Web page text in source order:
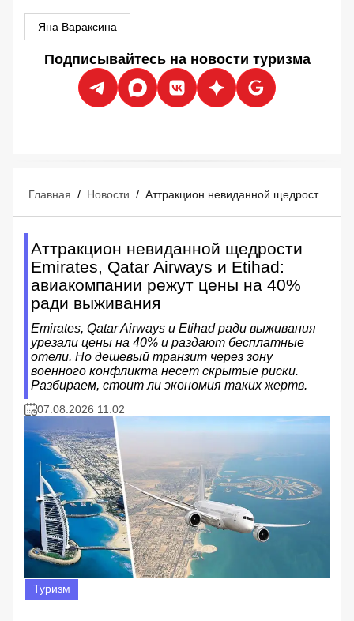
Яна Вараксина
Подписывайтесь на новости туризма
Главная / Новости / Аттракцион невиданной щедрости Emirates, Qatar Airways и Etihad: авиакомпании режут цены на 40% ради выживания
Аттракцион невиданной щедрости
Emirates, Qatar Airways и Etihad:
авиакомпании режут цены на 40%
ради выживания
Emirates, Qatar Airways и Etihad ради выживания
урезали цены на 40% и раздают бесплатные
отели. Но дешевый транзит через зону
военного конфликта несет скрытые риски.
Разбираем, стоит ли экономия таких жертв.
07.08.2026 11:02
Туризм